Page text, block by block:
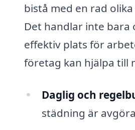
bistå med en rad
Det handlar inte bara
effektiv plats för
företag kan hjälpa till
Daglig och
städning är